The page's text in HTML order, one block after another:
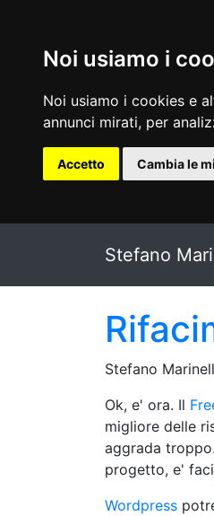
Noi usiamo i
Noi usiamo i cookies e
annunci mirati, per
Accetto Cambia le
Stefano
Stefano
Ok, e' ora. Il
migliore delle
aggrada
progetto, e'
Wordpress